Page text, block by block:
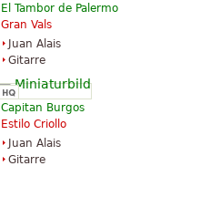
El Tambor de Palermo
Gran Vals
Juan Alais
Gitarre
Capitan Burgos
Estilo Criollo
Juan Alais
Gitarre